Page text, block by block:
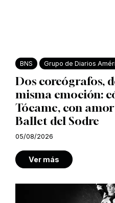
BNS Grupo de Diarios
Dos coreógrafos,
misma emoción:
Tócame, con
Ballet del Sodre
05/08/2026
Ver más